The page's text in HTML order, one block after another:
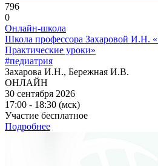
796
0
Онлайн-школа
Школа профессора Захаровой И.Н.
Практические уроки»
#педиатрия
Захарова И.Н., Бережная И.В.
ОНЛАЙН
30 сентября 2026
17:00 - 18:30 (мск)
Участие бесплатное
Подробнее